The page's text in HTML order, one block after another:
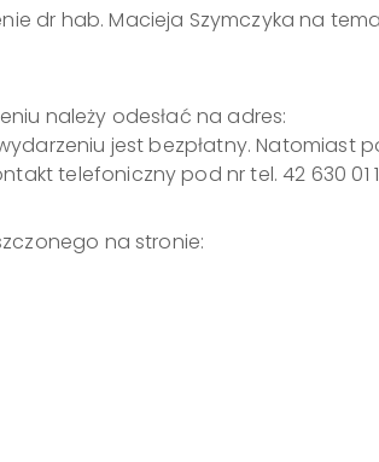
dr hab. Macieja Szymczyka na
należy odesłać na adres:
jest bezpłatny. Natomiast
telefoniczny pod nr tel. 42 630 01
na stronie: